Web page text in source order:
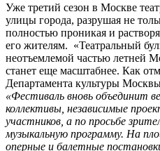
Уже третий сезон в Москве
улицы города, разрушая не
полностью проникая и
его жителям. «Театральный
неотъемлемой частью летней
станет еще масштабнее. Как
Департамента культуры
«Фестиваль вновь объединит
коллективы, независимые
участников, а по просьбе
музыкальную программу. На
оперные и балетные